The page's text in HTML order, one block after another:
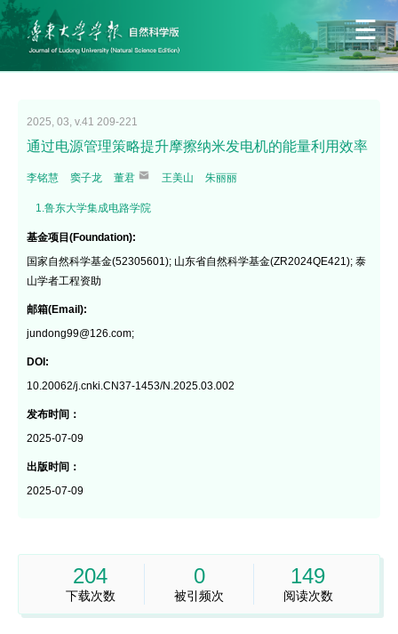
2025, 03, v.41 209-221
通过电源管理策略提升摩擦纳米发电机的能量利用效率
李铭慧 窦子龙 董君 王美山 朱丽丽
1.鲁东大学集成电路学院
基金项目(Foundation):
国家自然科学基金(52305601); 山东省自然科学基金(ZR2024QE421); 泰
山学者工程资助
邮箱(Email):
jundong99@126.com;
DOI:
10.20062/j.cnki.CN37-1453/N.2025.03.002
发布时间：
2025-07-09
出版时间：
2025-07-09
204 0 149
下载次数 被引频次 阅读次数